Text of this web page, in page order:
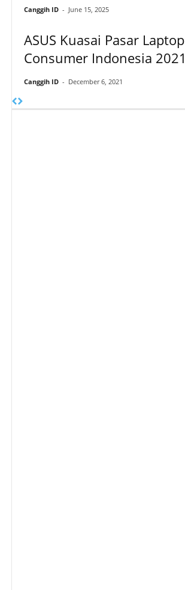
Canggih ID - June 15, 2025
ASUS Kuasai Pasar Laptop
Consumer Indonesia 2021
Canggih ID - December 6, 2021